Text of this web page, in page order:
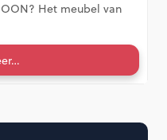
Het meubel van